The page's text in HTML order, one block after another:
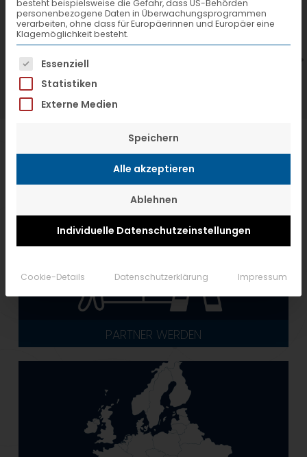
7. Juli 2026
VTL hat neuen Aufsichtsrat gewählt
PARTNER WERDEN
besteht beispielsweise die Gefahr, dass US-Behörden
personenbezogene Daten in Überwachungsprogrammen
verarbeiten, ohne dass für Europäerinnen und Europäer eine
Klagemöglichkeit besteht.
Es folgt eine Liste der Service-Gruppen,
Essenziell
Statistiken
Externe Medien
Speichern
Alle akzeptieren
Ablehnen
Individuelle Datenschutzeinstellungen
Cookie-Details Datenschutzerklärung Impressum